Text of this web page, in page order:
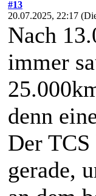
#13
20.07.2025, 22:17
Nach
immer
denn
Der
gerade,